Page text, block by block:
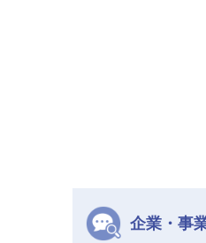
企業・事